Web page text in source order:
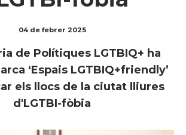
04 de febrer 2025
de Polítiques LGTBIQ+ ha
‘Espais LGTBIQ+friendly’
els llocs de la ciutat lliures
d'LGTBI-fòbia